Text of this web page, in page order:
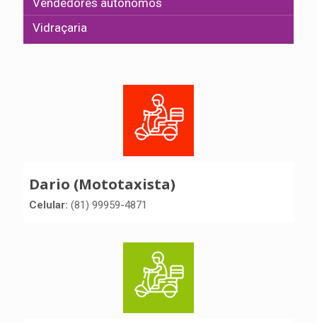
Dario (Mototaxista)
Celular: (81) 99959-4871
Vendedores autônomos
Vidraçaria